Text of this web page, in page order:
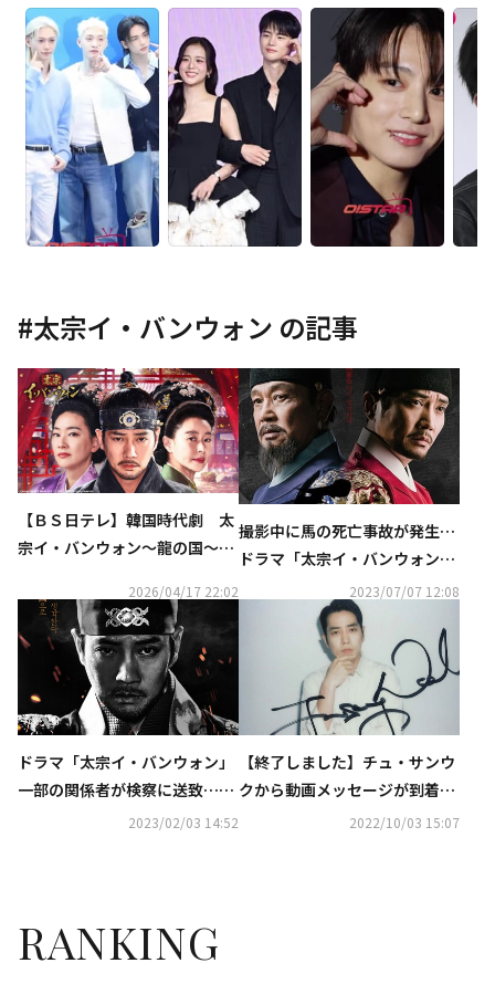
#太宗イ・バンウォン の記事
【ＢＳ日テレ】韓国時代劇 太
宗イ・バンウォン～龍の国～
ト！！
2026/04/17 22:02
撮影中に馬の死亡事故が発生…
ドラマ「太宗イ・バンウォン」
制作陣、動物保護法違反の疑い
2023/07/07 12:08
ドラマ「太宗イ・バンウォン」
一部の関係者が検察に送致…撮
影中の馬の死亡事故2023/02/03 14:52
【終了しました】チュ・サンウ
クから動画メッセージが到着！
直筆サイン入りポラを1名様
2022/10/03 15:07
RANKING